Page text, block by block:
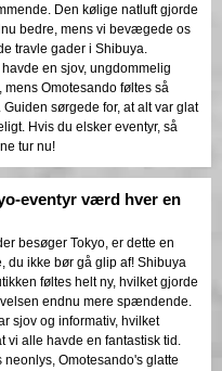
Den kølige natluft gjorde
bedre, mens vi bevægede os
travle gader i Shibuya.
en sjov, ungdommelig
mens Omotesando føltes så
Guiden sørgede for, at alt var glat
Hvis du elsker eventyr, så
tur nu!
eventyr værd hver en
besøger Tokyo, er dette en
du ikke bør gå glip af! Shibuya
føltes helt ny, hvilket gjorde
endnu mere spændende.
sjov og informativ, hvilket
vi alle havde en fantastisk tid.
neonlys, Omotesando's glatte